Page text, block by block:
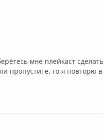
мне плейкаст
пропустите, то я повторю